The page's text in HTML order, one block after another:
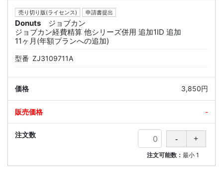
売り切り版(ライセンス) 申請書提出
Donuts
ジョブカン
ジョブカン経費精算 他シリーズ併用 追加1ID 追加
11ヶ月(年額プランへの追加)
型番 ZJ3109711A
3,850円
-
注文可能数：最小 1